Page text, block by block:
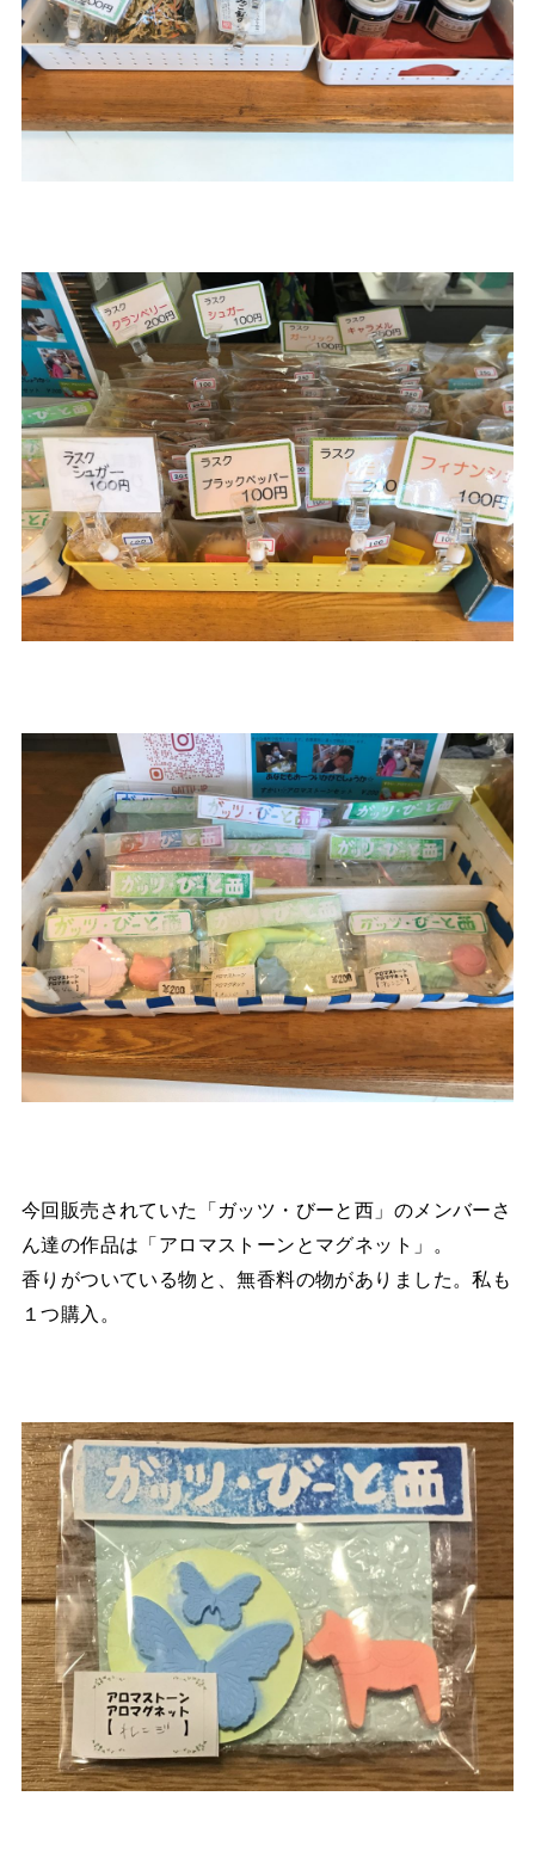
今回販売されていた「ガッツ・びーと西」のメンバーさ
ん達の作品は「アロマストーンとマグネット」。
香りがついている物と、無香料の物がありました。私も
１つ購入。